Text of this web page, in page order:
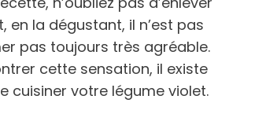
en la dégustant, il n’est pas
pas toujours très agréable.
cette sensation, il existe
cuisiner votre légume violet.